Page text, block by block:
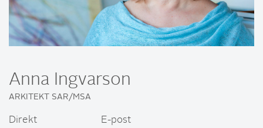
Anna Ingvarson
ARKITEKT SAR/MSA
Direkt E-post